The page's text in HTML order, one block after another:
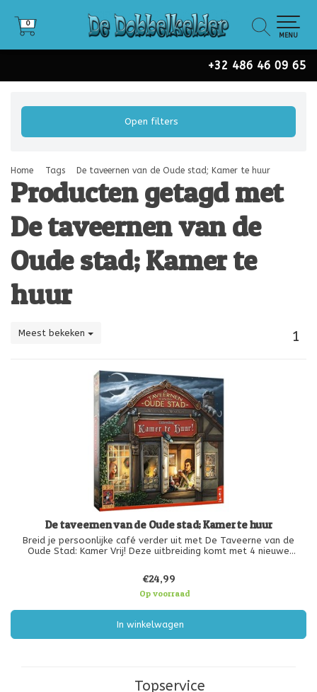
+32 486 46 09 65
0
0
MENU
Open filters
Home Tags De taveernen van de Oude stad; Kamer te huur
Producten getagd met
De taveernen van de
Oude stad; Kamer te
huur
Meest bekeken 1
De taveernen van de Oude stad; Kamer te huur
Breid je persoonlijke café verder uit met De Taveerne van de
Oude Stad: Kamer Vrij! Deze uitbreiding komt met 4 nieuwe
wijnproe
€24,99
Op voorraad
In winkelwagen
Topservice